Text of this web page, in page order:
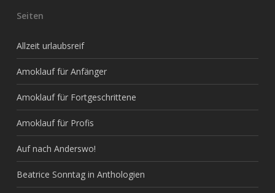
Seiten
Allzeit urlaubsreif
Amoklauf für Anfänger
Amoklauf für Fortgeschrittene
Amoklauf für Profis
Auf nach Anderswo!
Beatrice Sonntag in Anthologien